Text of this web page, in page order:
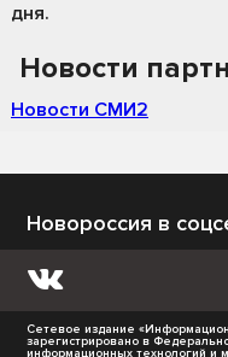
дня.
Новости
Новости СМИ2
Новороссия в
Сетевое издание
зарегистрировано в
информационных технологий и